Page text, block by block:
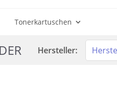
Tonerkartuschen
Hersteller: